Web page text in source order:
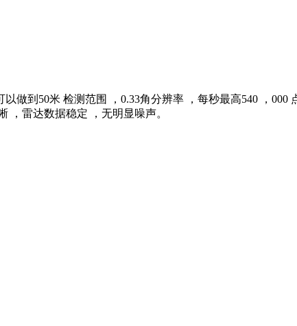
到50米 检测范围 ，0.33角分辨率 ，每秒最高540 ，000
，雷达数据稳定 ，无明显噪声。